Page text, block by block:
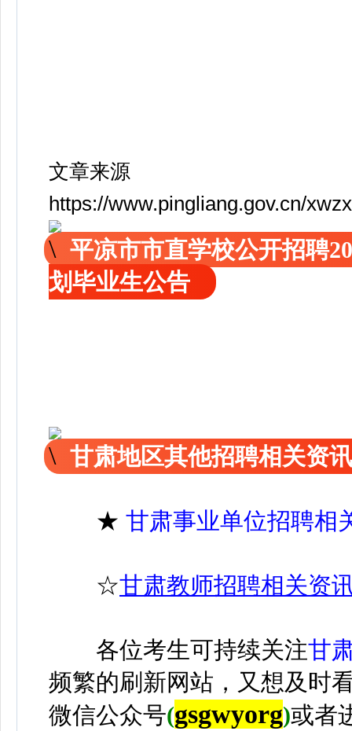
文章来源
https://www.pingliang.gov.cn/
平凉市市直学校公开招聘
划毕业生公告
甘肃地区其他招聘相关资
★ 甘肃事业单位招聘相
☆甘肃教师招聘相关资
各位考生可持续关注甘
频繁的刷新网站，又想及时
微信公众号(gsgwyorg)或者